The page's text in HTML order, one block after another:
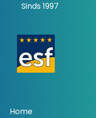
Sinds 1997
Home